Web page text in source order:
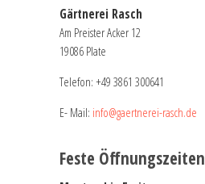
Gärtnerei Rasch
Am Preister Acker 12
19086 Plate
Telefon:+49 3861 300641
E- Mail: info@gaertnerei-rasch.de
Feste Öffnungszeiten